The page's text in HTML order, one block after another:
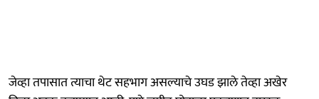
जेव्हा तपासात त्याचा थेट सहभाग असल्याचे उघड झाले तेव्हा अखेर